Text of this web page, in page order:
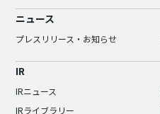
ニュース
プレスリリース・お知らせ
IR
IRニュース
IRライブラリー